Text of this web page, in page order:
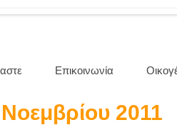
Επικοινωνία
2011